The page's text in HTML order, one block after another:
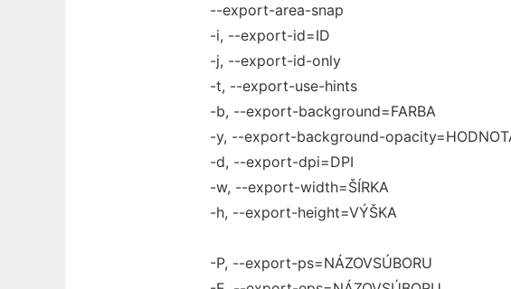
--export-area-snap
-i, --export-id=ID
-j, --export-id-only
-t, --export-use-hints
-b, --export-background=FARBA
-y, --export-background-
-d, --export-dpi=DPI
-w, --export-width=ŠÍRKA
-h, --export-height=VÝŠKA
-P, --export-ps=NÁZOVSÚBORU